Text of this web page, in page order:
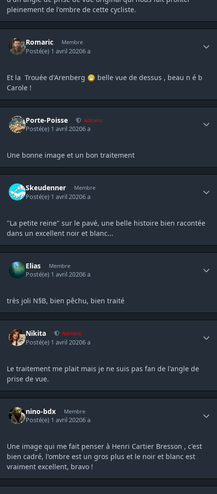
pleinement de l'ombre de cette cycliste.
Romaric Membre
Posté(e) 1 avril 20206 a
Et la Trouée d'Arenberg
belle vue de dessus , beau n é b
Carole !
Porte-Poisse Admins
Posté(e) 1 avril 20206 a
Une bonne image et un bon traitement
Skeudenner Membre
Posté(e) 1 avril 20206 a
"La petite reine" sur le pavé, une belle histoire bien racontée
dans un excellent noir et blanc...
Elias Membre
Posté(e) 1 avril 20206 a
très joli N§B, bien pêchu, bien traité
Nikita Admins
Posté(e) 1 avril 20206 a
Le traitement me plait mais je ne suis pas fan de l'angle de
prise de vue.
nino-bdx Membre
Posté(e) 1 avril 20206 a
Une image qui me fait penser à Henri Cartier Bresson , c'est
bien cadré, l'ombre est un gros plus et le noir et blanc est
vraiment excellent, bravo !